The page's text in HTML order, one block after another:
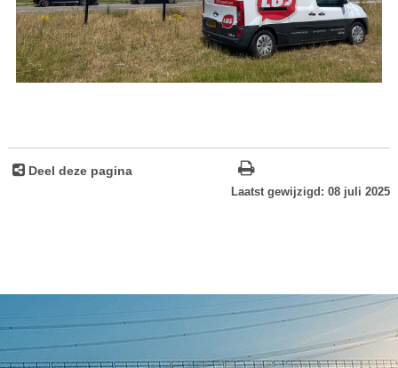
Deel deze pagina
Laatst gewijzigd: 08 juli 2025